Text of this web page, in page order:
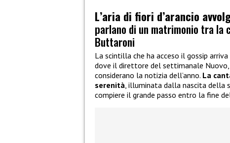
L’aria di fiori d’arancio
parlano di un matrimonio tra
Buttaroni
La scintilla che ha acceso il gossip
dove il direttore del settimanale
considerano la notizia dell’anno. La
serenità , illuminata dalla nascita della
compiere il grande passo entro la fine